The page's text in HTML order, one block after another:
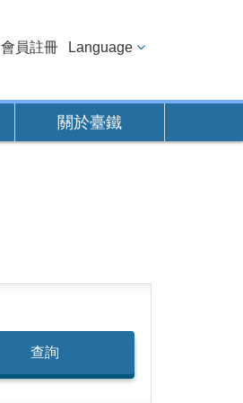
會員註冊 Language
關於臺鐵
查詢